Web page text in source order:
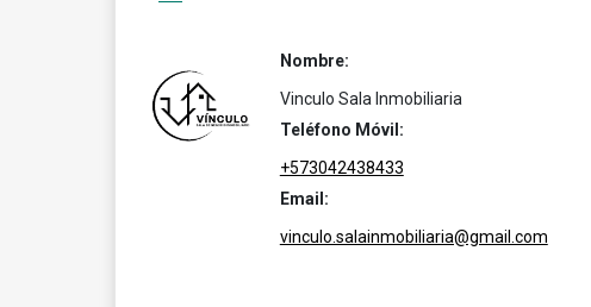
Nombre:
Vinculo Sala Inmobiliaria
Teléfono Móvil:
+573042438433
Email:
vinculo.salainmobiliaria@gmail.com